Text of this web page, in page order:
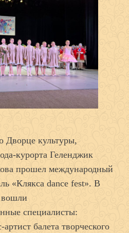
Дворце культуры,
курорта Геленджик
прошел международный
«Клякса dance fest». В
вошли
специалисты:
балета творческого